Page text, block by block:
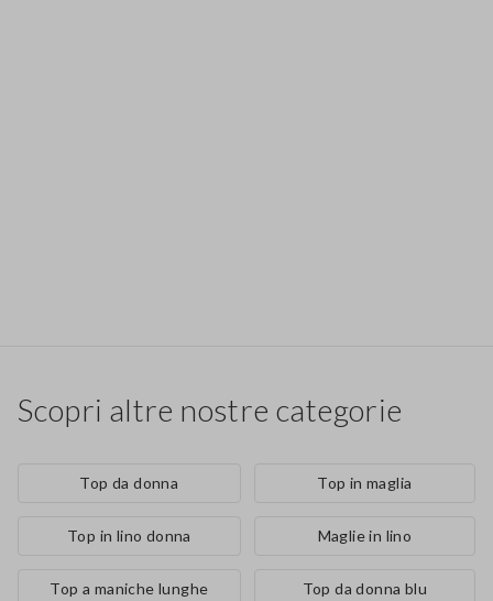
Scopri altre nostre categorie
Top da donna Top in maglia
Top in lino donna Maglie in lino
Top a maniche lunghe Top da donna blu